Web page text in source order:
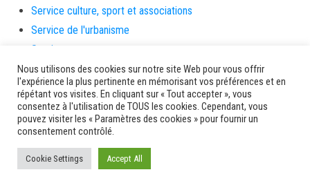
Service culture, sport et associations
Service de l'urbanisme
Services
sinistrés
social
Solidarité
Solidarités
sondage
souris
Nous utilisons des cookies sur notre site Web pour vous offrir
l'expérience la plus pertinente en mémorisant vos préférences et en
répétant vos visites. En cliquant sur « Tout accepter », vous
consentez à l'utilisation de TOUS les cookies. Cependant, vous
pouvez visiter les « Paramètres des cookies » pour fournir un
consentement contrôlé.
Cookie Settings Accept All